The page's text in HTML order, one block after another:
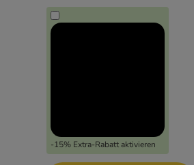
-15% Extra-Rabatt aktivieren